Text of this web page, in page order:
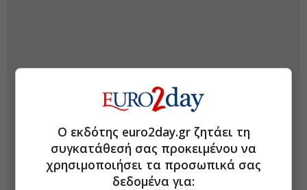
Ο εκδότης euro2day.gr ζητάει τη
συγκατάθεσή σας προκειμένου να
χρησιμοποιήσει τα προσωπικά σας
δεδομένα για: